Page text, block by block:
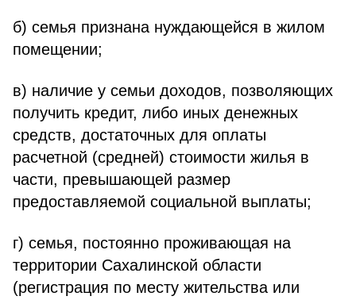
б) семья признана нуждающейся в жилом
помещении;
в) наличие у семьи доходов, позволяющих
получить кредит, либо иных денежных
средств, достаточных для оплаты
расчетной (средней) стоимости жилья в
части, превышающей размер
предоставляемой социальной выплаты;
г) семья, постоянно проживающая на
территории Сахалинской области
(регистрация по месту жительства или